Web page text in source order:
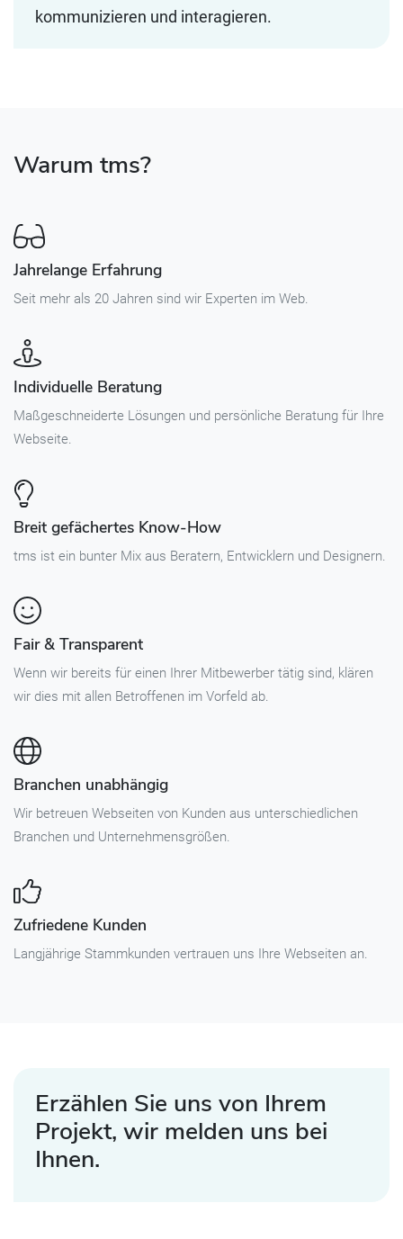
kommunizieren und interagieren.
Warum tms?
Jahrelange Erfahrung
Seit mehr als 20 Jahren sind wir Experten im Web.
Individuelle Beratung
Maßgeschneiderte Lösungen und persönliche Beratung für Ihre
Webseite.
Breit gefächertes Know-How
tms ist ein bunter Mix aus Beratern, Entwicklern und Designern.
Fair & Transparent
Wenn wir bereits für einen Ihrer Mitbewerber tätig sind, klären
wir dies mit allen Betroffenen im Vorfeld ab.
Branchen unabhängig
Wir betreuen Webseiten von Kunden aus unterschiedlichen
Branchen und Unternehmensgrößen.
Zufriedene Kunden
Langjährige Stammkunden vertrauen uns Ihre Webseiten an.
Erzählen Sie uns von Ihrem
Projekt, wir melden uns bei
Ihnen.